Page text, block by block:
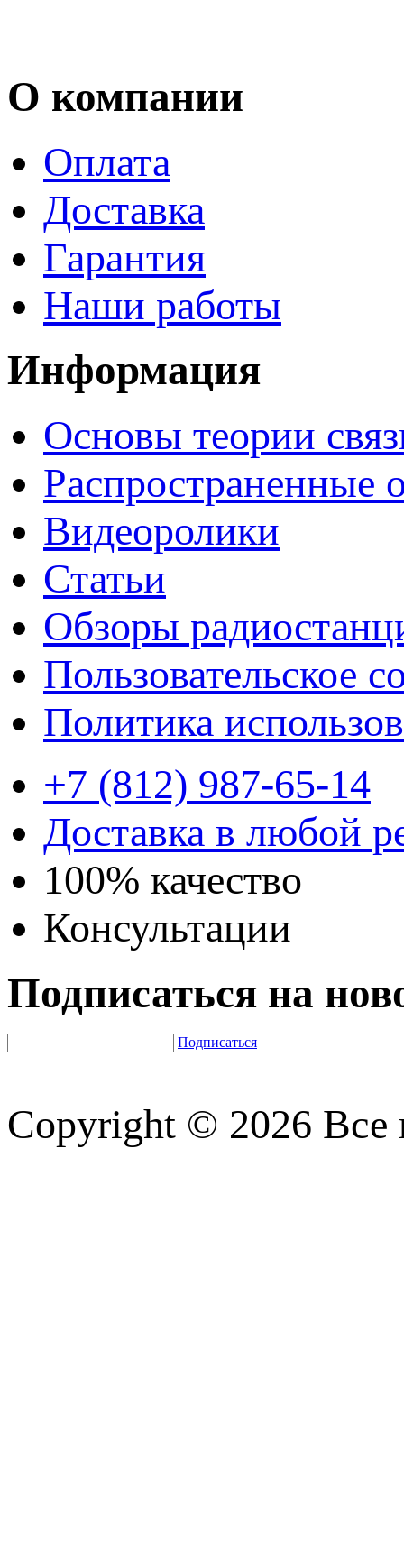
О компании
Оплата
Доставка
Гарантия
Наши работы
Информация
Основы теории
Распространенные
Видеоролики
Статьи
Обзоры
Пользовательское
Политика
+7 (812) 987-65-14
Доставка в любой
100% качество
Консультации
Подписаться на
Подписаться
Copyright © 2026 Все